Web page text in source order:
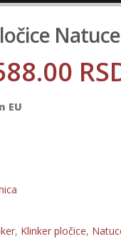
EU
, Klinker pločice,